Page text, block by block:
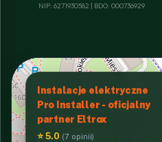
NIP: 6271930582 | BDO: 000736929
Instalacje elektryczne
Pro Installer - oficjalny
partner Eltrox
⭐ 5.0 (7 opinii)